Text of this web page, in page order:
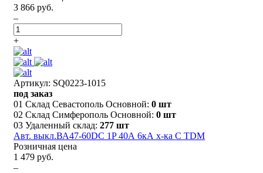
3 866 руб.
–
+
Артикул: SQ0223-1015
под заказ
01 Склад Севастополь Основной: 0 шт
02 Склад Симферополь Основной: 0 шт
03 Удаленный склад: 277 шт
Авт. выкл.ВА47-60DC 1P 40А 6кА х-ка С TDM
Розничная цена
1 479 руб.
–